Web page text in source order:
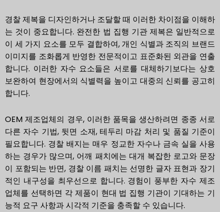
경찰 제복을 디자인하거나 조달할 때 이러한 차이점을 이해하
는 것이 중요합니다. 완전한 법 집행 기관 제복은 일반적으로
이 세 가지 요소를 모두 결합하여, 개인 식별과 조직의 브랜드
이미지를 조화롭게 반영한 전문적이고 표준화된 외관을 연출
합니다. 이러한 자수 요소들은 서로를 대체하기보다는 상호
보완하여 현장에서의 식별력을 높이고 대중의 신뢰를 공고히
합니다.
OEM 제조업체의 경우, 이러한 품목을 생산하려면 종종 서로
다른 자수 기법, 뒷면 소재, 테두리 마감 처리 및 품질 기준이
필요합니다. 경찰 배지는 매우 정교한 자수나 금속 실을 사용
하는 경우가 많으며, 어깨 패치에는 대개 복잡한 로고와 문장
이 포함되는 반면, 경찰 이름 패치는 선명한 글자 표현과 장기
적인 내구성을 최우선으로 합니다. 경험이 풍부한 자수 제조
업체를 선택하면 각 제품이 현대 법 집행 기관이 기대하는 기
능적 요구 사항과 시각적 기준을 충족할 수 있습니다.